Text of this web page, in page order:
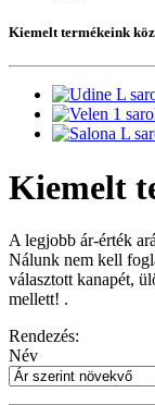
Kiemelt termékeink
Kiemelt
A legjobb ár-érték
Nálunk nem kell
választott kanapét,
mellett! .
Rendezés:
Név